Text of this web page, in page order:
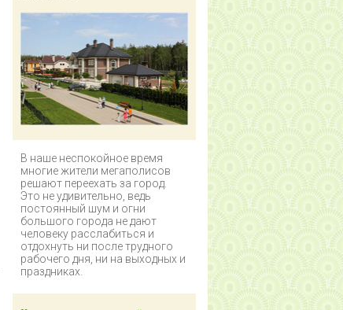
В наше неспокойное время
многие жители мегаполисов
решают переехать за город.
Это не удивительно, ведь
постоянный шум и огни
большого города не дают
человеку расслабиться и
отдохнуть ни после трудного
рабочего дня, ни на выходных и
праздниках.